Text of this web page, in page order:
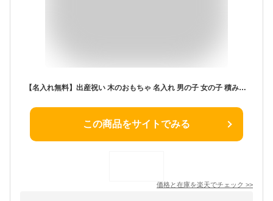
【名入れ無料】出産祝い 木のおもちゃ 名入れ 男の子 女の子 積み木 音いっぱいつみき 0歳 1歳 2歳 男 女 エドインター 木製 パステル 誕生日 プレゼント 赤ちゃん 音の鳴る つみき ブロック かわいい 人気商品 送料無料
この商品をサイトでみる
価格と在庫を楽天でチェック >>